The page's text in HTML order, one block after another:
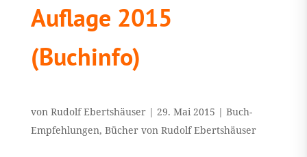
Auflage 2015
(Buchinfo)
von Rudolf Ebertshäuser| 29. Mai 2015 | Buch-
Empfehlungen, Bücher von Rudolf Ebertshäuser